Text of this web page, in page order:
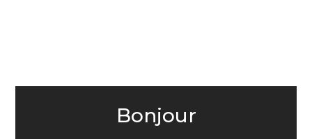
Bonjour